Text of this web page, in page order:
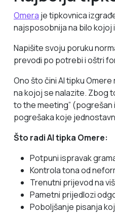
Omera je tipkovnica
najsposobnija na bilo kojoj
Napišite svoju poruku
prevodi po potrebi i oštri
Ono što čini AI tipku
na kojoj se nalazite. Zbog
to the meeting”
pogrešaka koje
Što radi AI tipka Omere:
Potpuni ispravak
Kontrola tona od
Trenutni prijevod na
Pametni prijedlozi
Poboljšanje pisanja